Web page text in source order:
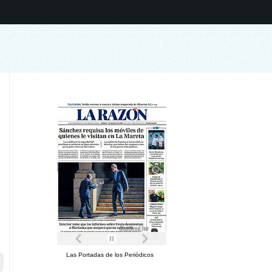
Las Portadas de los Periódicos